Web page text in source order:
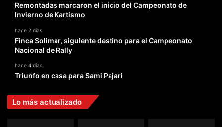
Remontadas marcaron el inicio del Campeonato de
Invierno de Kartismo
hace 2 días
Finca Solimar, siguiente destino para el Campeonato
Nacional de Rally
hace 4 días
Triunfo en casa para Sami Pajari
Lo más actualizado